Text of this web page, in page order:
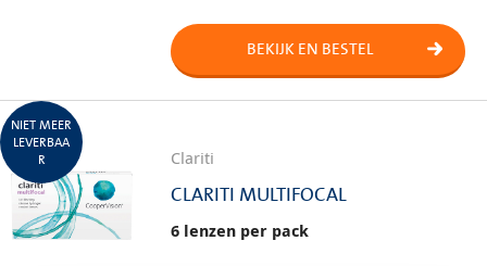
BEKIJK EN BESTEL
Clariti
CLARITI MULTIFOCAL
6 lenzen per pack
NIET MEER
LEVERBAA
R